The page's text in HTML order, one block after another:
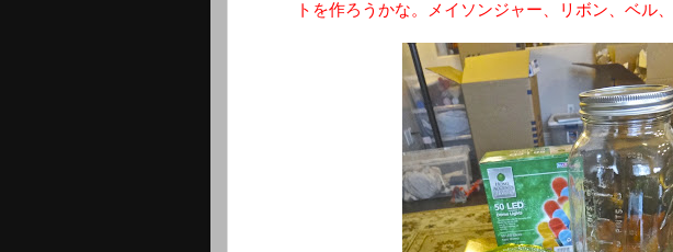
トを作ろうかな。メイソンジャー、リボン、ベル